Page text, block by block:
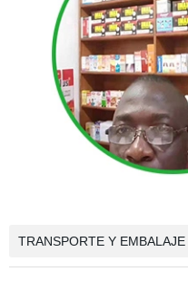
TRANSPORTE Y EMBALAJE